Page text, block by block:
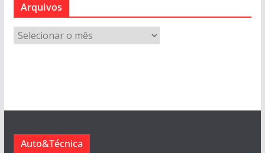
Arquivos
s
Auto&Técnica